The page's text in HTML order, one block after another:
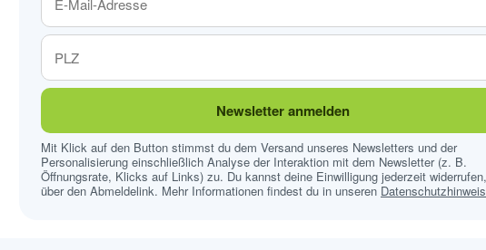
Newsletter anmelden
Mit Klick auf den Button stimmst du dem Versand unseres Newsletters und der
Personalisierung einschließlich Analyse der Interaktion mit dem Newsletter (z. B.
Öffnungsrate, Klicks auf Links) zu. Du kannst deine Einwilligung jederzeit
über den Abmeldelink. Mehr Informationen findest du in unseren